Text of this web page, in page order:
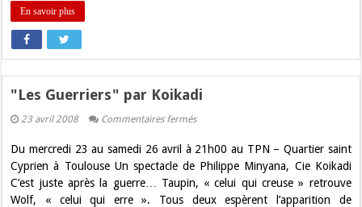
En savoir plus
"Les Guerriers" par Koikadi
23 avril 2008 Commentaires ferméssur
par
Koikadi
Du mercredi 23 au samedi 26 avril à 21h00 au TPN – Quartier saint
Cyprien à Toulouse Un spectacle de Philippe Minyana, Cie Koikadi
C’est juste après la guerre… Taupin, « celui qui creuse » retrouve
Wolf, « celui qui erre ». Tous deux espèrent l’apparition de